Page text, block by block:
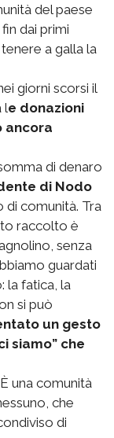
del paese
dai primi
a galla la
giorni scorsi il
le donazioni
ancora
di denaro
di Nodo
comunità. Tra
raccolto è
senza
guardati
la fatica, la
si può
un gesto
siamo” che
una comunità
che
di